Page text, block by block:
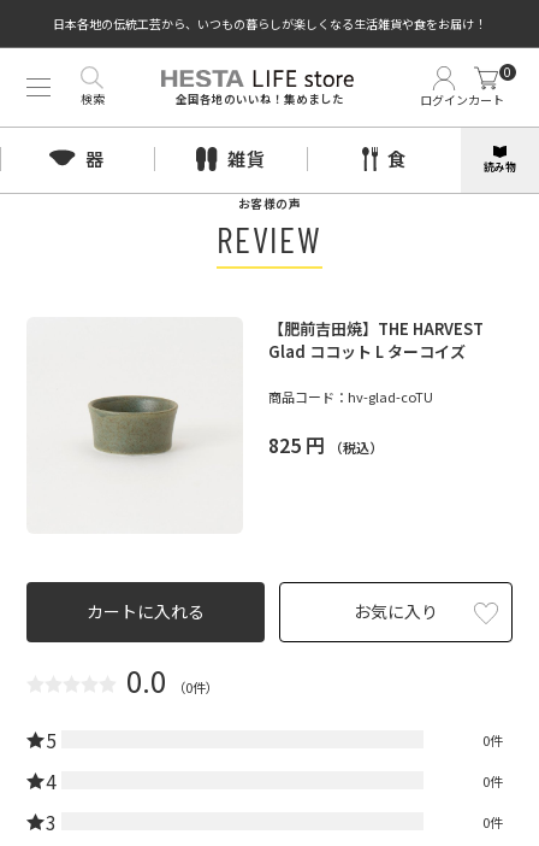
日本各地の伝統工芸から、いつもの暮らしが楽しくなる生活雑貨や食をお届け！
全国各地のいいね！集めました ログインカート
0
検索
器 雑貨 食 読み物
お客様の声
REVIEW
【肥前吉田焼】THE HARVEST
Glad ココット L ターコイズ
商品コード： hv-glad-coTU
825 円 （税込）
カートに入れる お気に入り
0.0 （0件）
5 0件
4 0件
3 0件